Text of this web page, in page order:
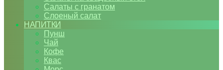
Салаты с гранатом
Слоеный салат
НАПИТКИ
Пунш
Чай
Кофе
Квас